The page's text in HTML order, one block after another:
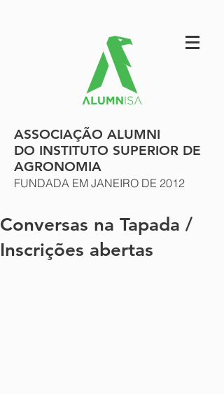
ASSOCIAÇÃO ALUMNI
DO INSTITUTO SUPERIOR DE
AGRONOMIA
FUNDADA EM JANEIRO DE 2012
Conversas na Tapada /
Inscrições abertas